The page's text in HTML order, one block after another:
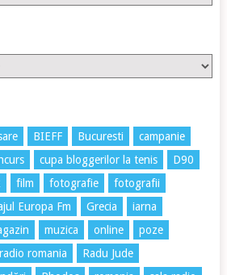
BIEFF Bucuresti
campanie
cupa bloggerilor la tenis
D90
film fotografie
fotografii
Europa Fm Grecia
iarna
muzica online
poze
radio romania
Radu Jude